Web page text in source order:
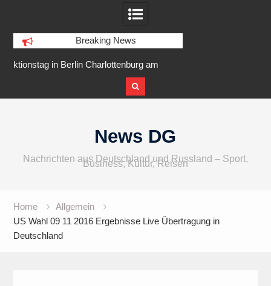
Breaking News
Charlottenburg am
IFA 2026 Audio wird größer,
internationaler und vielfältiger
News DG
Nachrichten aus Deutschland und Russland – Sport,
Business, Kultur, Reisen
Home
Allgemein
US Wahl 09 11 2016 Ergebnisse Live Übertragung in
Deutschland